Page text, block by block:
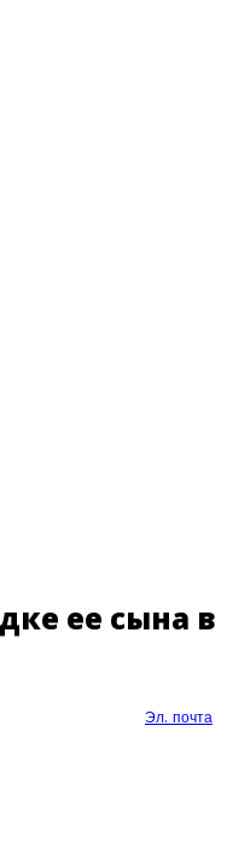
ее сына в
Эл. почта